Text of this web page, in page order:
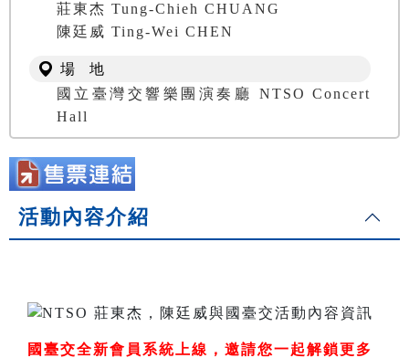
莊東杰 Tung-Chieh CHUANG
陳廷威 Ting-Wei CHEN
場 地
國立臺灣交響樂團演奏廳 NTSO Concert
Hall
活動內容介紹
國臺交全新會員系統上線，邀請您一起解鎖更多